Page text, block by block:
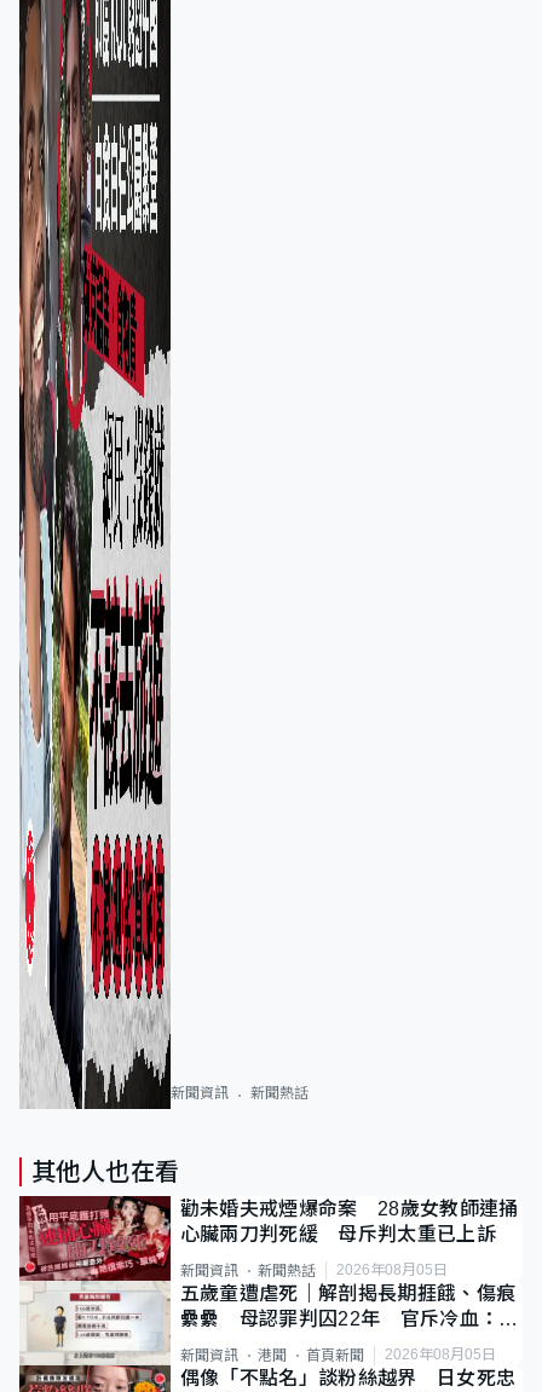
新聞資訊 新聞熱話
其他人也在看
勸未婚夫戒煙爆命案 28歲女教師連捅
心臟兩刀判死緩 母斥判太重已上訴
新聞資訊 新聞熱話 2026年08月05日
五歲童遭虐死｜解剖揭長期捱餓、傷痕
纍纍 母認罪判囚22年 官斥冷血：同
類案最惡劣
新聞資訊 港聞 首頁新聞 2026年08月05日
偶像「不點名」談粉絲越界 日女死忠